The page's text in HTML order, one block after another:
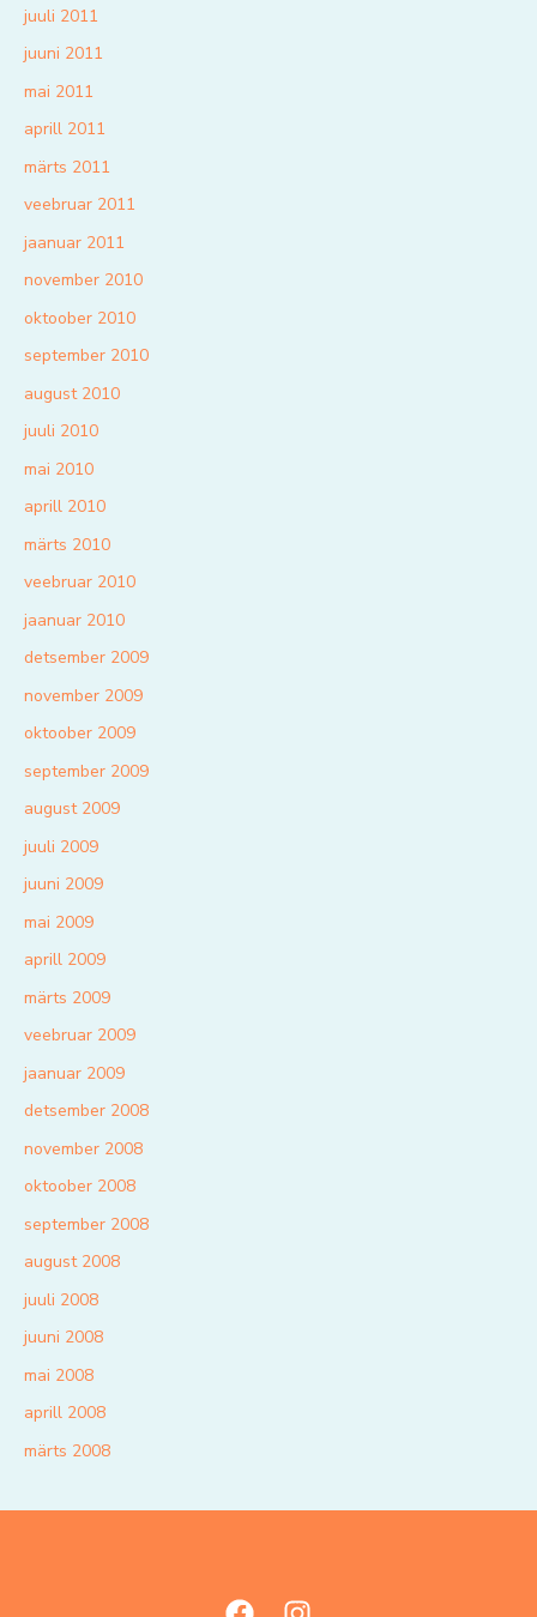
juuli 2011
juuni 2011
mai 2011
aprill 2011
märts 2011
veebruar 2011
jaanuar 2011
november 2010
oktoober 2010
september 2010
august 2010
juuli 2010
mai 2010
aprill 2010
märts 2010
veebruar 2010
jaanuar 2010
detsember 2009
november 2009
oktoober 2009
september 2009
august 2009
juuli 2009
juuni 2009
mai 2009
aprill 2009
märts 2009
veebruar 2009
jaanuar 2009
detsember 2008
november 2008
oktoober 2008
september 2008
august 2008
juuli 2008
juuni 2008
mai 2008
aprill 2008
märts 2008